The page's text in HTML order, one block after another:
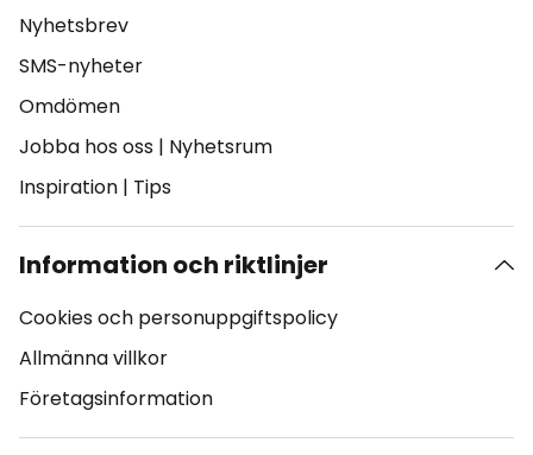
Nyhetsbrev
SMS-nyheter
Omdömen
Jobba hos oss | Nyhetsrum
Inspiration | Tips
Information och riktlinjer
Cookies och personuppgiftspolicy
Allmänna villkor
Företagsinformation